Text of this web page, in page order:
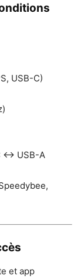
USB-C)
↔ USB-A
et app